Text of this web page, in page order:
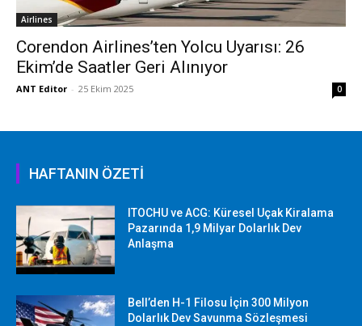
Airlines
Corendon Airlines’ten Yolcu Uyarısı: 26
Ekim’de Saatler Geri Alınıyor
ANT Editor - 25 Ekim 2025 0
HAFTANIN ÖZETİ
ITOCHU ve ACG: Küresel Uçak Kiralama
Pazarında 1,9 Milyar Dolarlık Dev
Anlaşma
Bell’den H-1 Filosu İçin 300 Milyon
Dolarlık Dev Savunma Sözleşmesi